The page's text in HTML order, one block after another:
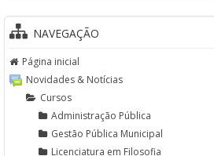
NAVEGAÇÃO
Página inicial
Novidades & Notícias
Cursos
Administração Pública
Gestão Pública Municipal
Licenciatura em Filosofia